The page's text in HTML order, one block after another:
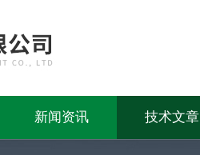
新闻资讯 技术文章